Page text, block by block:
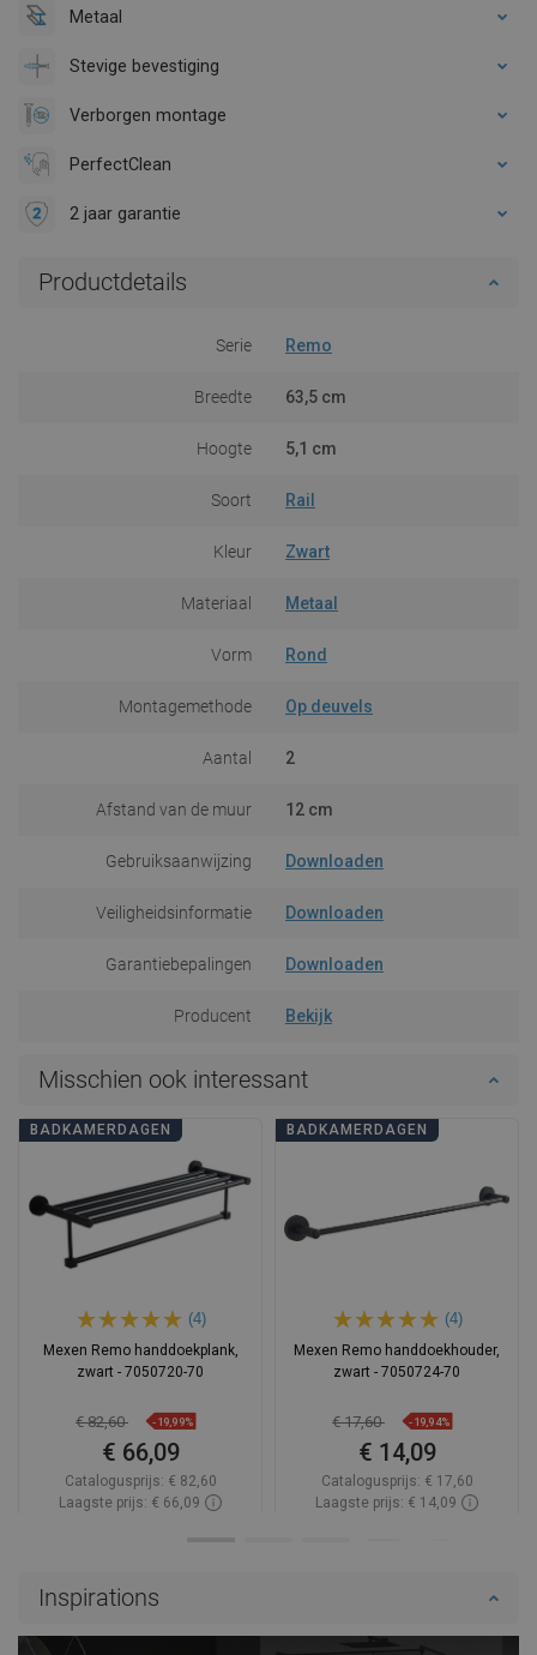
Metaal
Stevige bevestiging
Verborgen montage
PerfectClean
2 jaar garantie
Productdetails
Serie Remo
Breedte 63,5 cm
Hoogte 5,1 cm
Soort Rail
Kleur Zwart
Materiaal Metaal
Vorm Rond
Montagemethode Op deuvels
Aantal 2
Afstand van de muur 12 cm
Gebruiksaanwijzing Downloaden
Veiligheidsinformatie Downloaden
Garantiebepalingen Downloaden
Producent Bekijk
Misschien ook interessant
BADKAMERDAGEN
(4)
Mexen Remo handdoekplank,
zwart - 7050720-70
€ 82,60 -19,99%
€ 66,09
Catalogusprijs: € 82,60
Laagste prijs: € 66,09
BADKAMERDAGEN
(4)
Mexen Remo handdoekhouder,
zwart - 7050724-70
€ 17,60 -19,94%
€ 14,09
Catalogusprijs: € 17,60
Laagste prijs: € 14,09
Inspirations